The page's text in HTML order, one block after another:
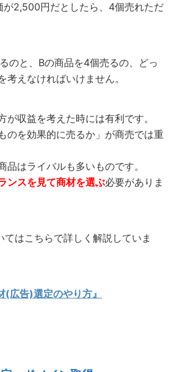
が2,500円だとしたら、4個売れただ
のと、Bの商品を4個売るの、どっ
考えなければいけません。
が収益を考えた時には有利です。
のを効果的に売るか」が商売では重
品はライバルも多いものです。
ンスを見て商材を選ぶ必要がありま
はこちらで詳しく解説していま
(広告)選定のやり方』